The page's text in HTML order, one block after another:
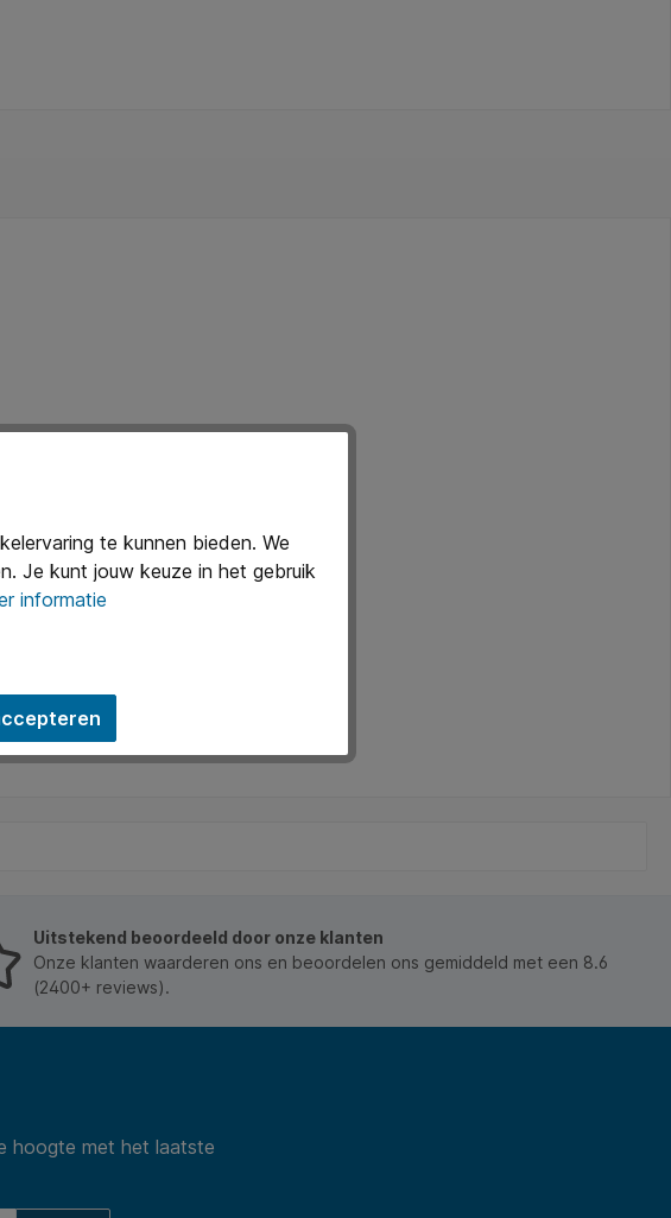
huidirritatie. H317, cat. 1: Kan een allergische huidreactie
verpakking afvoeren volgens plaatselijke voorschriften.
Uitstekend beoordeeld door onze klanten
Onze klanten waarderen ons en beoordelen ons gemiddeld met een 8.6
(2400+ reviews).
hoogte met het laatste
te kunnen bieden. We
Je kunt jouw keuze in het gebruik
informatie